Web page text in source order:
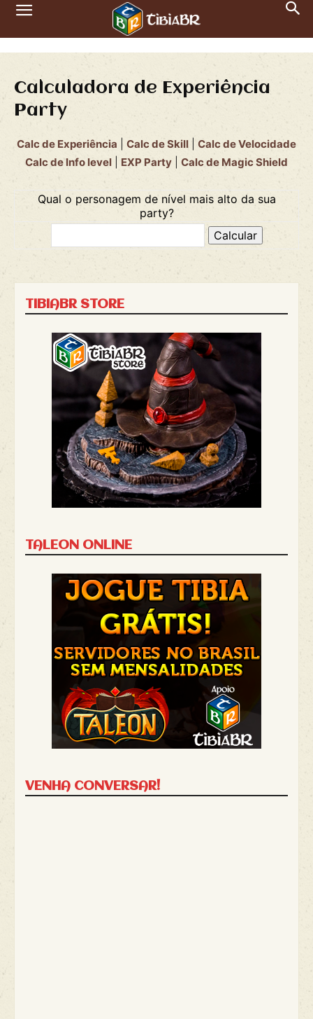
Calculadora de Experiência
Party
Calc de Experiência Calc de Skill
Calc de Velocidade
Calc de Info level
EXP Party Calc de Magic Shield
Qual o personagem de nível mais alto da sua
party?
TIBIABR STORE
TALEON ONLINE
VENHA CONVERSAR!